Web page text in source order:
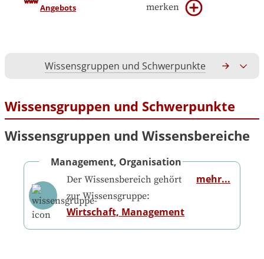
Angebots
merken
Wissensgruppen und Schwerpunkte
Wissensgruppen und Schwerpunkte
Wissensgruppen und Wissensbereiche
Management, Organisation
Der Wissensbereich gehört
zur Wissensgruppe:
Wirtschaft, Management
mehr...